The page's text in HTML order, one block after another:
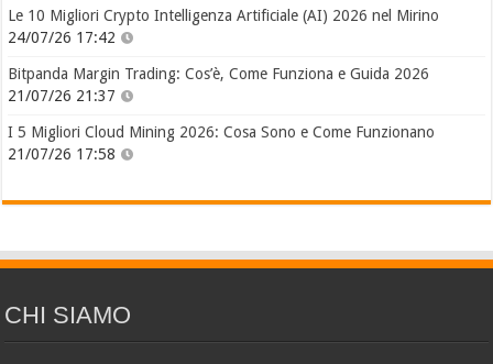
Le 10 Migliori Crypto Intelligenza Artificiale (AI) 2026 nel Mirino
24/07/26 17:42
Bitpanda Margin Trading: Cos’è, Come Funziona e Guida 2026
21/07/26 21:37
I 5 Migliori Cloud Mining 2026: Cosa Sono e Come Funzionano
21/07/26 17:58
CHI SIAMO